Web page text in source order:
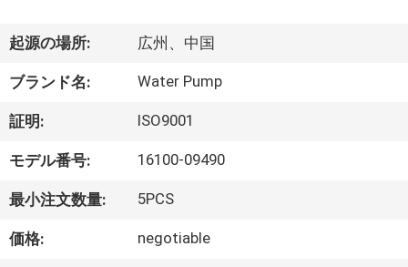
製
品
動
画
私
起源の場所: 広州、中国
ブランド名: Water Pump
証明: ISO9001
モデル番号: 16100-09490
最小注文数量: 5PCS
価格: negotiable